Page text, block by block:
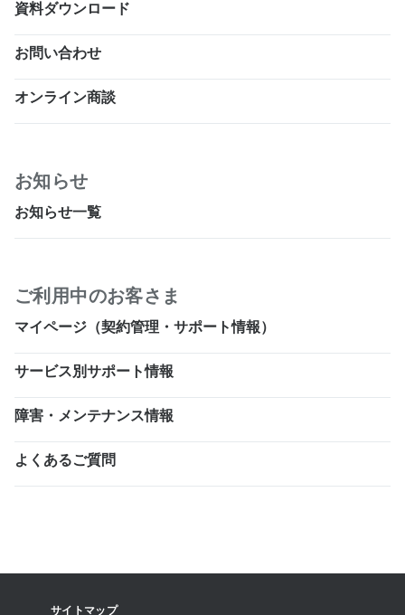
資料ダウンロード
お問い合わせ
オンライン商談
お知らせ
お知らせ一覧
ご利用中のお客さま
マイページ（契約管理・サポート情報）
サービス別サポート情報
障害・メンテナンス情報
よくあるご質問
サイトマップ